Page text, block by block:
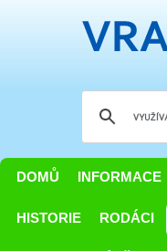
DOMŮ INFORMACE
HISTORIE RODÁCI